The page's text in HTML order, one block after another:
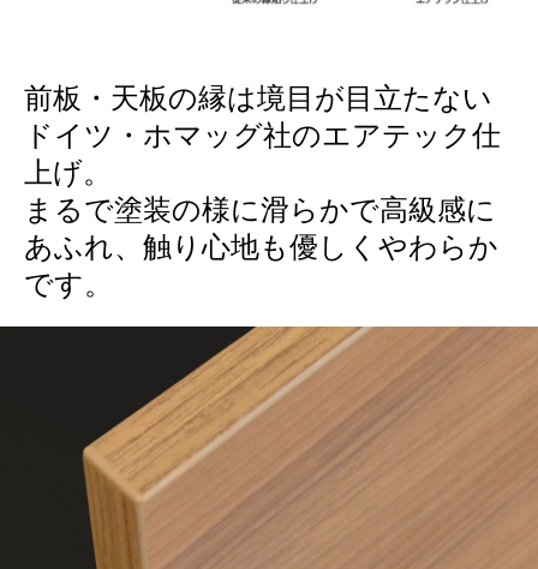
前板・天板の縁は境目が目立たない
ドイツ・ホマッグ社のエアテック仕
上げ。
まるで塗装の様に滑らかで高級感に
あふれ、触り心地も優しくやわらか
です。